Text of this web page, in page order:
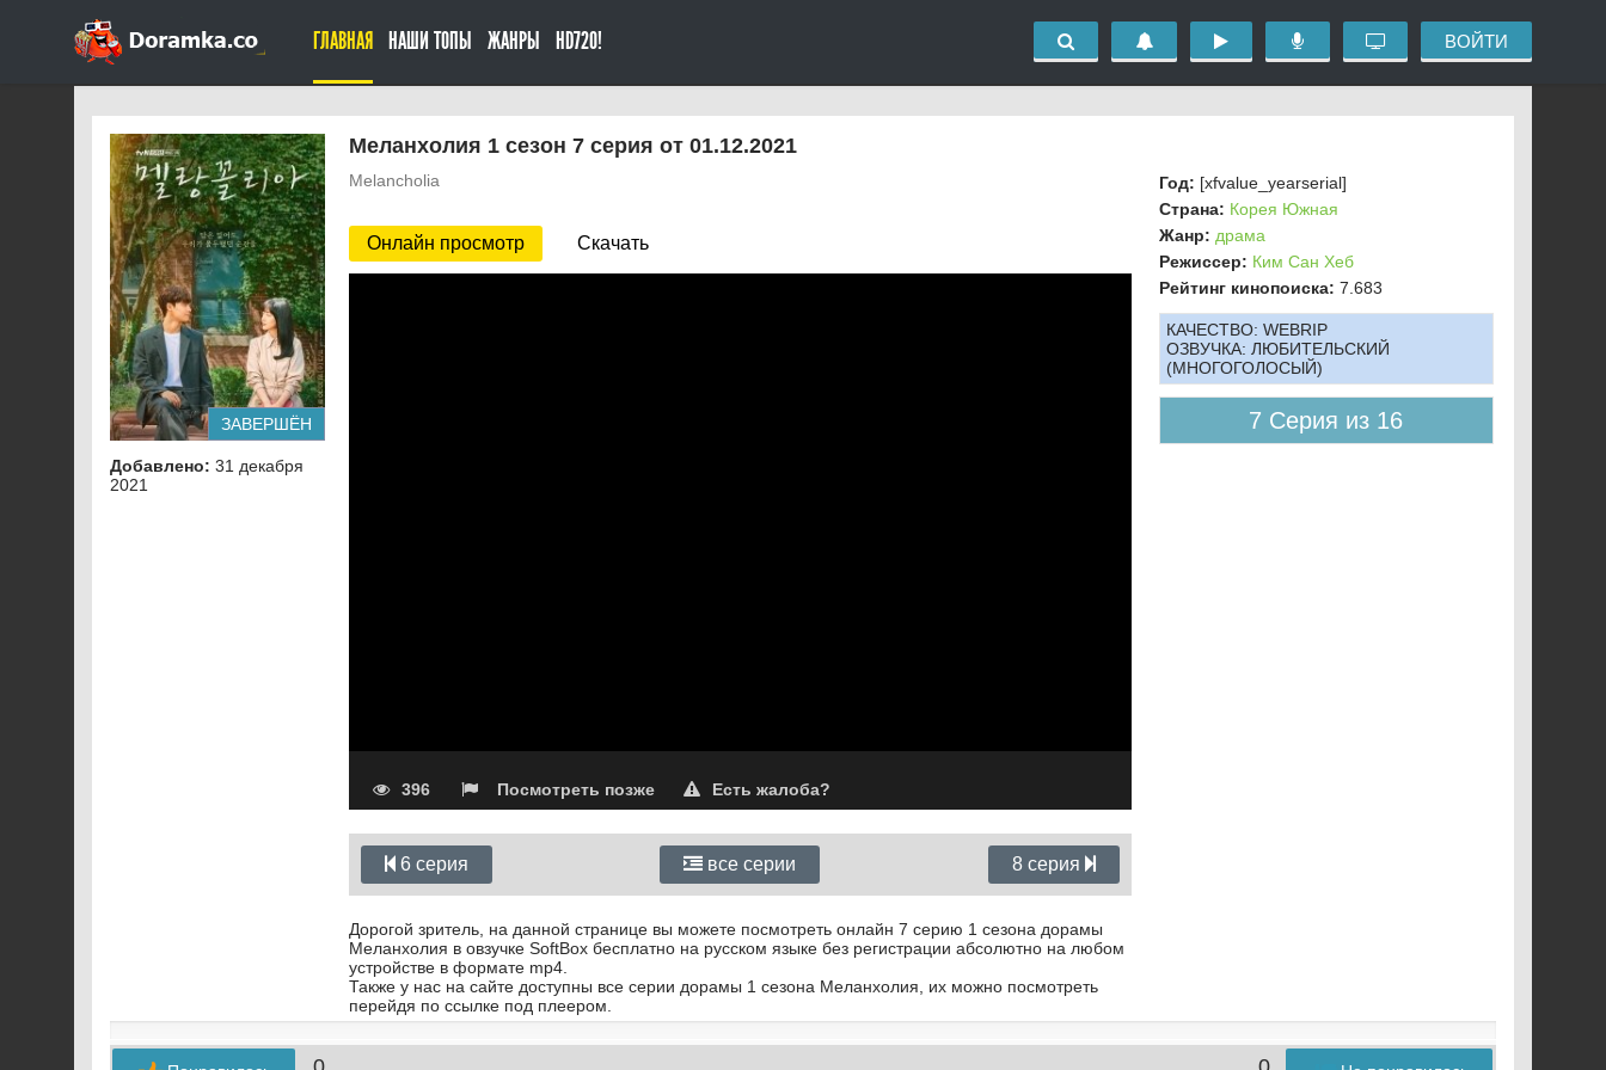
ГЛАВНАЯ НАШИ ТОПЫ ЖАНРЫ HD720! ВОЙТИ
Меланхолия 1 сезон 7 серия от 01.12.2021
Melancholia
Онлайн просмотр Скачать
396 Посмотреть позже Есть жалоба?
6 серия все серии 8 серия
Дорогой зритель, на данной странице вы можете посмотреть онлайн 7 серию 1 сезона дорамы
Меланхолия в овзучке SoftBox бесплатно на русском языке без регистрации абсолютно на любом
устройстве в формате mp4.
Также у нас на сайте доступны все серии дорамы 1 сезона Меланхолия, их можно посмотреть
перейдя по ссылке под плеером.
ЗАВЕРШЁН
Добавлено: 31 декабря
2021
Год: [xfvalue_yearserial]
Страна: Корея Южная
Жанр: драма
Режиссер: Ким Сан Хеб
Рейтинг кинопоиска: 7.683
КАЧЕСТВО: WEBRIP
ОЗВУЧКА: ЛЮБИТЕЛЬСКИЙ
(МНОГОГОЛОСЫЙ)
7 Серия из 16